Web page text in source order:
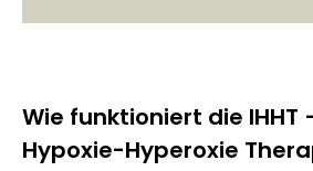
Wie funktioniert die IHHT
Hypoxie-Hyperoxie